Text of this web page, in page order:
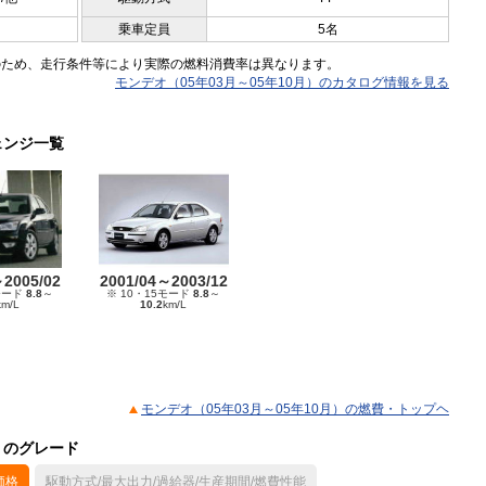
乗車定員 5名
、走行条件等により実際の燃料消費率は異なります。
モンデオ（05年03月～05年10月）のカタログ情報を見る
ジ一覧
2005/02
ド 8.8～
L
2001/04～2003/12
※ 10・15モード 8.8～
10.2km/L
モンデオ（05年03月～05年10月）の燃費・トップヘ
グレード
格 駆動方式/最大出力/過給器/生産期間/燃費性能